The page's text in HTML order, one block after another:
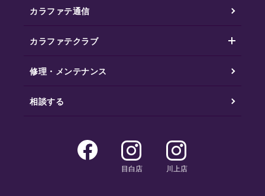
カラファテ通信
カラファテクラブ
修理・メンテナンス
相談する
目白店 川上店